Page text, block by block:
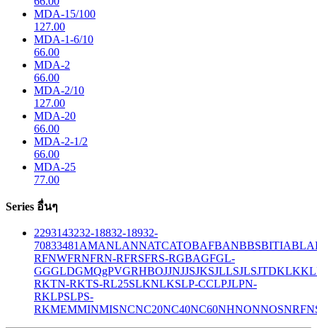
MDA-15/100
127.00
MDA-1-6/10
66.00
MDA-2
66.00
MDA-2/10
127.00
MDA-20
66.00
MDA-2-1/2
66.00
MDA-25
77.00
Series อื่นๆ
2293143232-18832-18932-
70833481 AMANLANNATCATOBAFBANBBSBITIABLA
RFNWFRNFRN-RFRSFRS-RGBAGFGL-
GGGLDGMQgPVGRHBOJJNJJSJKSJLLSJLSJTDKLK
RKTN-RKTS-RL25SLKNLKSLP-CCLPJLPN-
RKLPSLPS-
RKMEMMINMISNCNC20NC40NC60NHNONNOSNRF